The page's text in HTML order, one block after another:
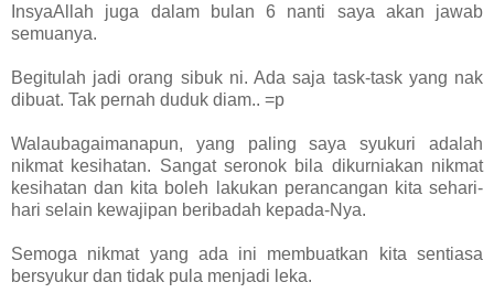
InsyaAllah juga dalam bulan 6 nanti saya akan jawab
semuanya.
Begitulah jadi orang sibuk ni. Ada saja task-task yang nak
dibuat. Tak pernah duduk diam.. =p
Walaubagaimanapun, yang paling saya syukuri adalah
nikmat kesihatan. Sangat seronok bila dikurniakan nikmat
kesihatan dan kita boleh lakukan perancangan kita sehari-
hari selain kewajipan beribadah kepada-Nya.
Semoga nikmat yang ada ini membuatkan kita sentiasa
bersyukur dan tidak pula menjadi leka.